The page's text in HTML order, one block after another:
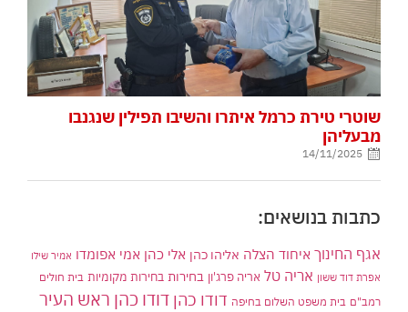
שוטרי טירת כרמל איתרו והשיבו תפילין שנגנבו
מבעליהן
14/11/2025
כתבות בנושאים:
אגף החינוך איחוד הצלה אליהו כהן אלי כהן אמי אפומדו אמיר שילו
אפרת דוד ששון אריה טל אריה פרג'ון בחירות בחירות מקומיות בית חולים
רמב"ם בית משפט השלום בחיפה דודו כהן דודו כהן ראש העיר